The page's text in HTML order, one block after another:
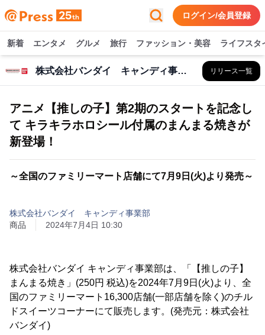
ログイン/会員登録
新着 エンタメ グルメ 旅行 ファッション・美容 ライフスタ
株式会社バンダイ キャンディ事業部 リリース一覧
アニメ【推しの子】第2期のスタートを記念し
て キラキラホロシール付属のまんまる焼きが
新登場！
～全国のファミリーマート店舗にて7月9日(火)より発売～
株式会社バンダイ キャンディ事業部
商品
2024年7月4日 10:30
株式会社バンダイ キャンディ事業部は、「【推しの子】
まんまる焼き」(250円 税込)を2024年7月9日(火)より、全
国のファミリーマート16,300店舗(一部店舗を除く)のチル
ドスイーツコーナーにて販売します。(発売元：株式会社
バンダイ)